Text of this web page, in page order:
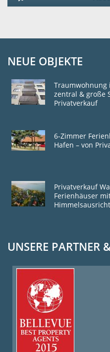
NEUE OBJEKTE
Traumwohnung
zentral & große
Privatverkauf
6-Zimmer
Hafen – von
Privatverkauf
Ferienhäuser
UNSERE PARTNER